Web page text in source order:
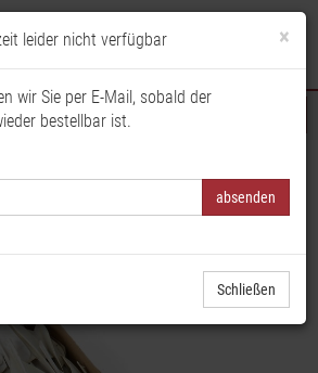
Trockenfloristik, Naturdeko, Trauerfloristik,
leider nicht verfügbar ×
wir Sie per E-Mail, sobald der
bestellbar ist.
Schließen